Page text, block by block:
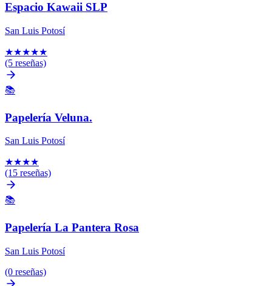
Espacio Kawaii SLP
San Luis Potosí
★★★★★
(5 reseñas)
📚
Papelería Veluna.
San Luis Potosí
★★★★
(15 reseñas)
📚
Papelería La Pantera Rosa
San Luis Potosí
(0 reseñas)